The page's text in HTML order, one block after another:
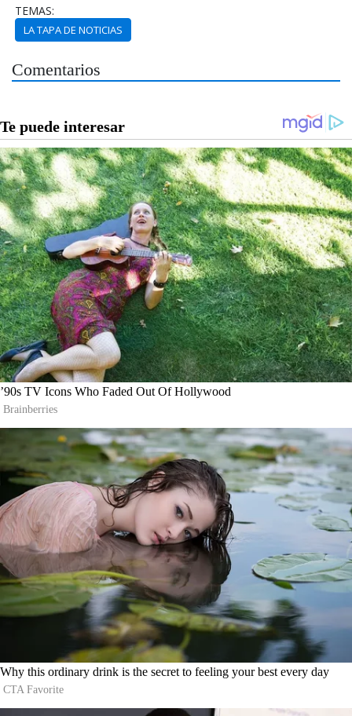
TEMAS:
LA TAPA DE NOTICIAS
Comentarios